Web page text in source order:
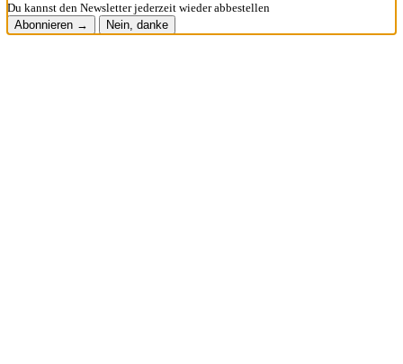
Du kannst den Newsletter jederzeit wieder abbestellen
Abonnieren →
Nein, danke